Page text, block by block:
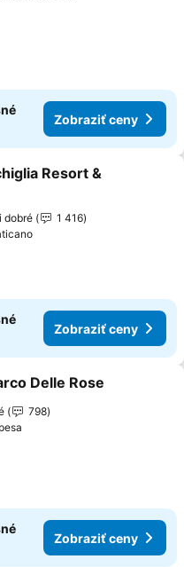
Zobraziť ceny
do obľúbených
Resort &
ceny
dobré
1 416
Zobraziť ceny
do obľúbených
Delle Rose
798
Zobraziť ceny